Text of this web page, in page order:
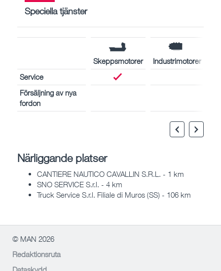
Speciella tjänster
Skeppsmotorer
Industrimotorer
Service
Försäljning av nya
fordon
Närliggande platser
CANTIERE NAUTICO CAVALLIN S.R.L. - 1 km
SNO SERVICE S.r.l. - 4 km
Truck Service S.r.l. Filiale di Muros (SS) - 106 km
© MAN 2026
Redaktionsruta